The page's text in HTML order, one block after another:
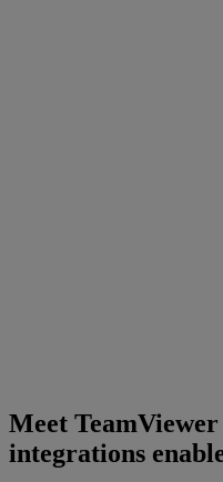
Meet TeamViewer
integrations